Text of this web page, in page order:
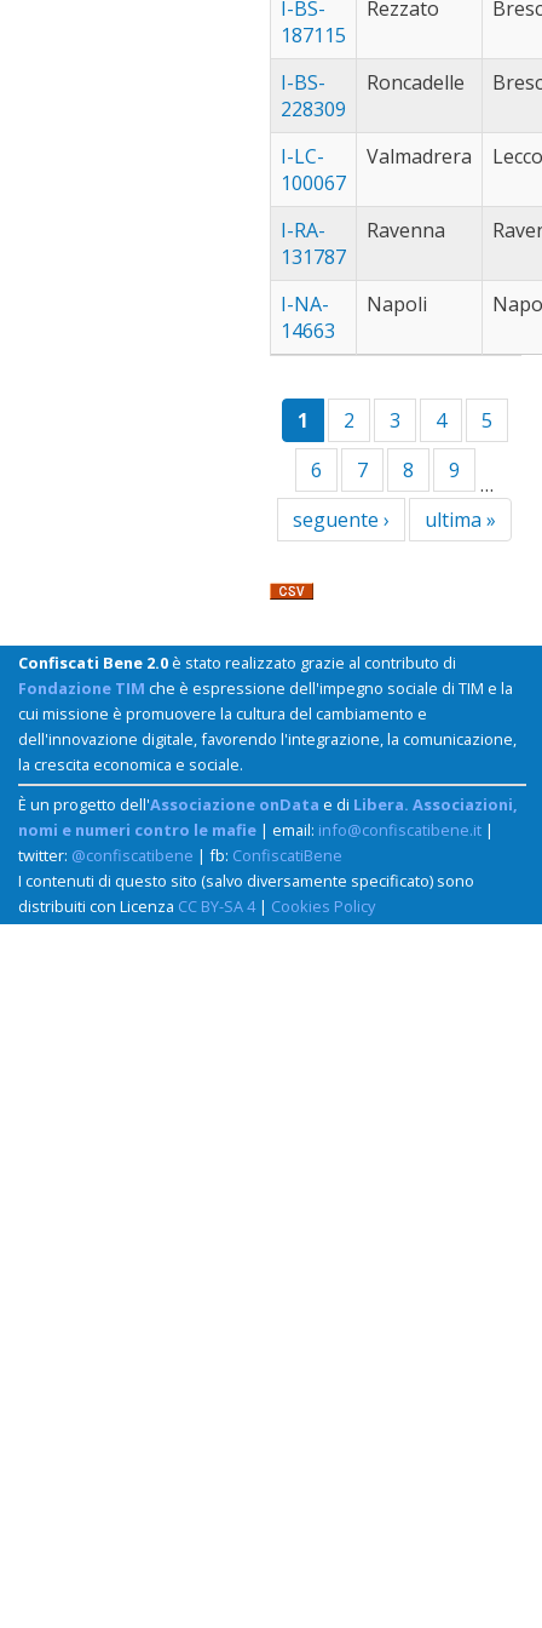
I-BS-
187115
Rezzato
I-BS-
228309
Roncadelle
I-LC-
100067
Valmadrera Lecco
I-RA-
131787
Ravenna
I-NA-
14663
Napoli
1 2 3 4
5
6
7 8 9
…
seguente ›
ultima »
Confiscati Bene 2.0è stato realizzato grazie al contributo di
Fondazione TIM che è espressione dell'impegno sociale di TIM e la
cui missione è promuovere la cultura del cambiamento e
dell'innovazione digitale, favorendo l'integrazione, la comunicazione,
la crescita economica e sociale.
È un progetto dell'Associazione onData e di Libera. Associazioni,
nomi e numeri contro le mafie | email: info@confiscatibene.it |
twitter: @confiscatibene | fb: ConfiscatiBene
I contenuti di questo sito (salvo diversamente specificato) sono
distribuiti con Licenza CC BY-SA 4| Cookies Policy